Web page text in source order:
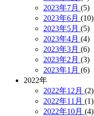
2023年7月 (5)
2023年6月 (10)
2023年5月 (5)
2023年4月 (4)
2023年3月 (6)
2023年2月 (3)
2023年1月 (6)
2022年
2022年12月 (2)
2022年11月 (1)
2022年10月 (4)